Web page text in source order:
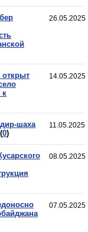
26.05.2025
14.05.2025
открыт
к
11.05.2025
шаха
(0)
08.05.2025
07.05.2025